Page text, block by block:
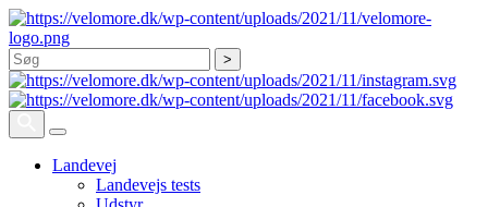
Søg
Landevej
Landevejs tests